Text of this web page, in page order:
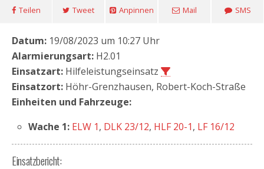
Teilen Tweet Anpinnen Mail SMS
Datum: 19/08/2023 um 10:27 Uhr
Alarmierungsart: H2.01
Einsatzart: Hilfeleistungseinsatz
Einsatzort: Höhr-Grenzhausen, Robert-Koch-Straße
Einheiten und Fahrzeuge:
Wache 1: ELW 1, DLK 23/12, HLF 20-1, LF 16/12
Einsatzbericht: